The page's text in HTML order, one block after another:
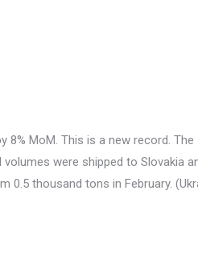
8% MoM. This is a new record. The
were shipped to Slovakia
0.5 thousand tons in February.